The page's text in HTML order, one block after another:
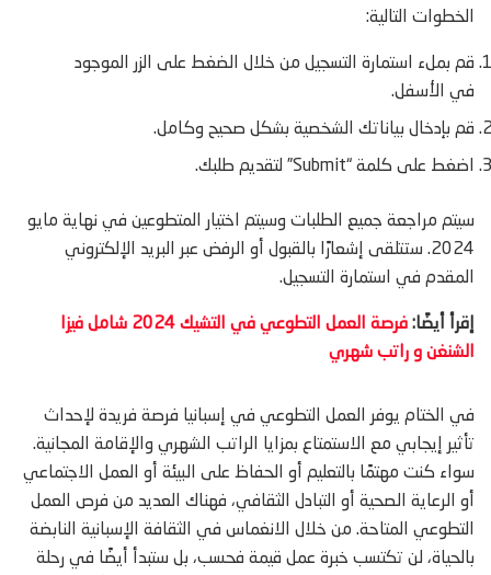
الخطوات التالية:
قم بملء استمارة التسجيل من خلال الضغط على الزر الموجود
في الأسفل.
قم بإدخال بياناتك الشخصية بشكل صحيح وكامل.
اضغط على كلمة “Submit” لتقديم طلبك.
سيتم مراجعة جميع الطلبات وسيتم اختيار المتطوعين في نهاية مايو
2024. ستتلقى إشعارًا بالقبول أو الرفض عبر البريد الإلكتروني
المقدم في استمارة التسجيل.
إقرأ أيضًا:
فرصة العمل التطوعي في التشيك 2024 شامل فيزا
الشنغن و راتب شهري
في الختام يوفر العمل التطوعي في إسبانيا فرصة فريدة لإحداث
تأثير إيجابي مع الاستمتاع بمزايا الراتب الشهري والإقامة المجانية.
سواء كنت مهتمًا بالتعليم أو الحفاظ على البيئة أو العمل الاجتماعي
أو الرعاية الصحية أو التبادل الثقافي، فهناك العديد من فرص العمل
التطوعي المتاحة. من خلال الانغماس في الثقافة الإسبانية النابضة
بالحياة، لن تكتسب خبرة عمل قيمة فحسب، بل ستبدأ أيضًا في رحلة